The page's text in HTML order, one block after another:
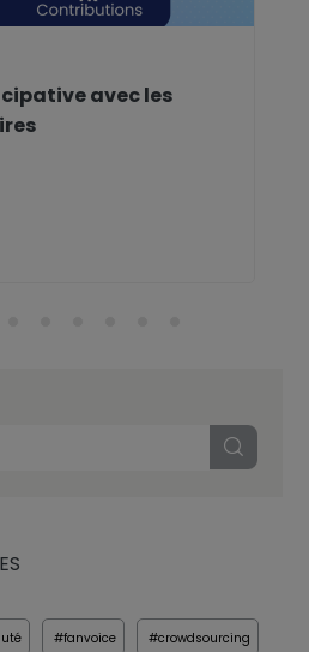
avec les
#fanvoice #crowdsourcing